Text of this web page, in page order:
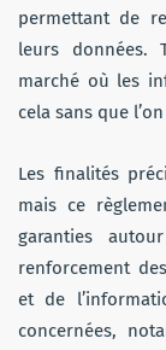
permettant de
leurs données.
marché où les
cela sans que
Les finalités
mais ce
garanties
renforcement
et de
concernées,